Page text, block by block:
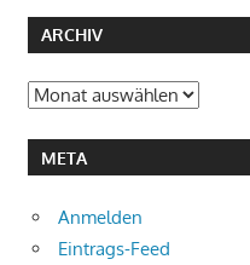
ARCHIV
Archiv
META
Anmelden
Eintrags-Feed